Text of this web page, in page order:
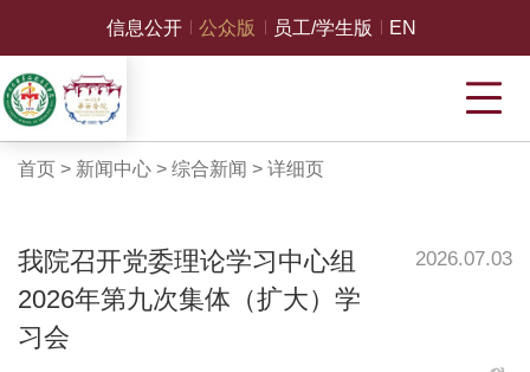
信息公开 公众版 员工/学生版 EN
首页 > 新闻中心> 综合新闻 > 详细页
我院召开党委理论学习中心组
2026年第九次集体（扩大）学
习会
2026.07.03